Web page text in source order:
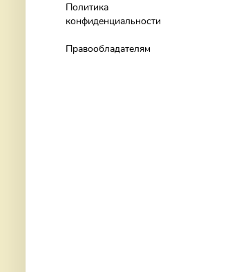
Политика
конфиденциальности
Правообладателям